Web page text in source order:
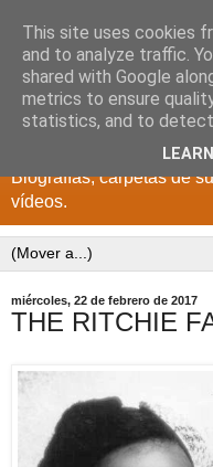
DISCOS
CANTANTES Y
Biografías, carpetas de
vídeos.
miércoles, 22 de febrero de 2017
THE RITCHIE
This site uses cookies
and to analyze traffic.
shared with Google
metrics to ensure
statistics, and to detect